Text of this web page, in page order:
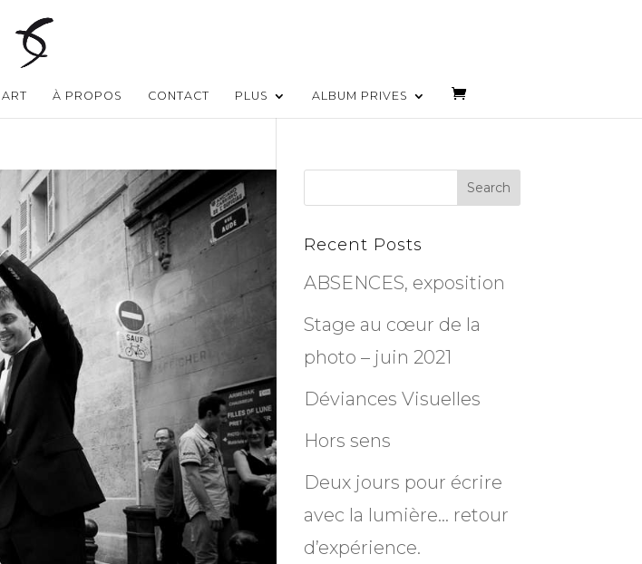
ART À PROPOS CONTACT PLUS ALBUM PRIVES
Recent Posts
ABSENCES, exposition
Stage au cœur de la
photo – juin 2021
Déviances Visuelles
Hors sens
Deux jours pour écrire
avec la lumière… retour
d’expérience.